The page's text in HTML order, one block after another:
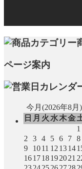
ページ案内
今月(2026年8月)
日 月 火 水木金
1
2
3 4 5 6 7 8
9
1011 12 1314
161718192021